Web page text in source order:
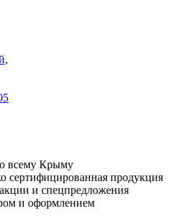
всему Крыму
сертифицированная продукция
и спецпредложения
и оформлением